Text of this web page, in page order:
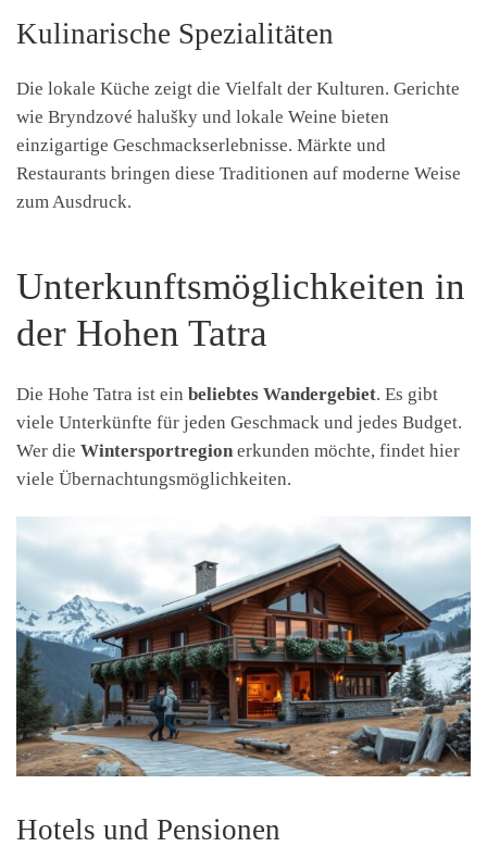
Kulinarische Spezialitäten
Die lokale Küche zeigt die Vielfalt der Kulturen. Gerichte
wie Bryndzové halušky und lokale Weine bieten
einzigartige Geschmackserlebnisse. Märkte und
Restaurants bringen diese Traditionen auf moderne Weise
zum Ausdruck.
Unterkunftsmöglichkeiten in
der Hohen Tatra
Die Hohe Tatra ist ein beliebtes Wandergebiet. Es gibt
viele Unterkünfte für jeden Geschmack und jedes Budget.
Wer die Wintersportregion erkunden möchte, findet hier
viele Übernachtungsmöglichkeiten.
Hotels und Pensionen